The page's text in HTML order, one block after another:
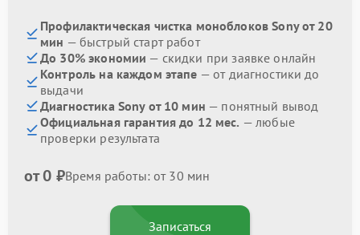
Профилактическая чистка моноблоков Sony от 20
мин — быстрый старт работ
До 30% экономии — скидки при заявке онлайн
Контроль на каждом этапе — от диагностики до
выдачи
Диагностика Sony от 10 мин — понятный вывод
Официальная гарантия до 12 мес. — любые
проверки результата
от 0 ₽Время работы: от 30 мин
Записаться